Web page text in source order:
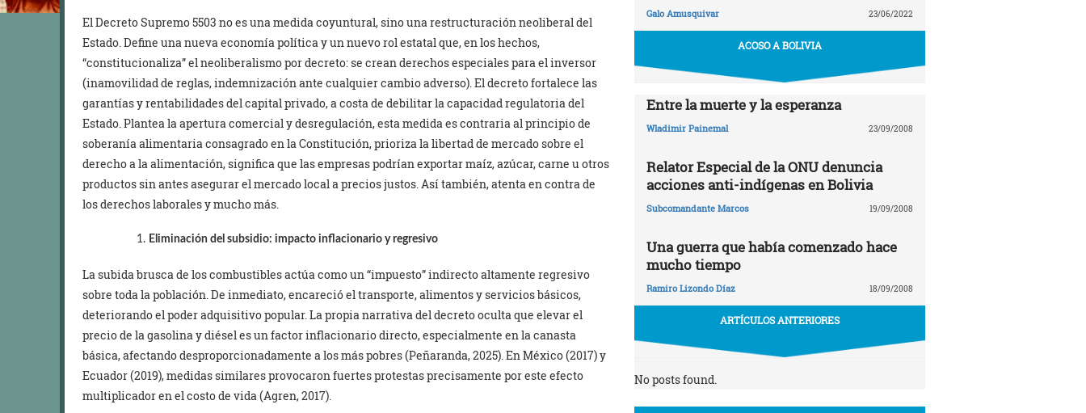
El Decreto Supremo 5503 no es una medida coyuntural, sino una restructuración neoliberal del
Estado. Define una nueva economía política y un nuevo rol estatal que, en los hechos,
“constitucionaliza” el neoliberalismo por decreto: se crean derechos especiales para el inversor
(inamovilidad de reglas, indemnización ante cualquier cambio adverso). El decreto fortalece las
garantías y rentabilidades del capital privado, a costa de debilitar la capacidad regulatoria del
Estado. Plantea la apertura comercial y desregulación, esta medida es contraria al principio de
soberanía alimentaria consagrado en la Constitución, prioriza la libertad de mercado sobre el
derecho a la alimentación, significa que las empresas podrían exportar maíz, azúcar, carne u otros
productos sin antes asegurar el mercado local a precios justos. Así también, atenta en contra de
los derechos laborales y mucho más.
Eliminación del subsidio: impacto inflacionario y regresivo
La subida brusca de los combustibles actúa como un “impuesto” indirecto altamente regresivo
sobre toda la población. De inmediato, encareció el transporte, alimentos y servicios básicos,
deteriorando el poder adquisitivo popular. La propia narrativa del decreto oculta que elevar el
precio de la gasolina y diésel es un factor inflacionario directo, especialmente en la canasta
básica, afectando desproporcionadamente a los más pobres (Peñaranda, 2025). En México (2017) y
Ecuador (2019), medidas similares provocaron fuertes protestas precisamente por este efecto
multiplicador en el costo de vida (Agren, 2017).
Galo Amusquivar 23/06/2022
ACOSO A BOLIVIA
Entre la muerte y la esperanza
Wladimir Painemal 23/09/2008
Relator Especial de la ONU denuncia
acciones anti-indígenas en Bolivia
Subcomandante Marcos 19/09/2008
Una guerra que había comenzado hace
mucho tiempo
Ramiro Lizondo Díaz 18/09/2008
ARTÍCULOS ANTERIORES
No posts found.